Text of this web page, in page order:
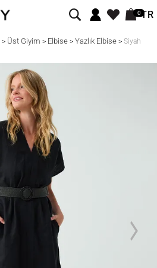
0TR
> Üst Giyim > Elbise> Yazlık Elbise> Siyah